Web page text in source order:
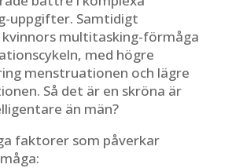
uppgifter. Samtidigt
kvinnors multitasking-förmåga
med högre
menstruationen och lägre
Så det är en skröna är
än män?
faktorer som påverkar